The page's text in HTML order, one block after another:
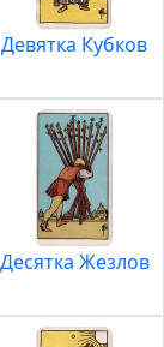
Девятка Кубков
Десятка Жезлов